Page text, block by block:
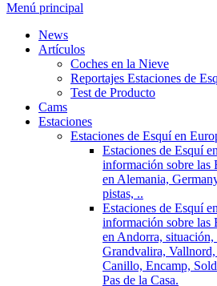
Menú principal
News
Artículos
Coches en la Nieve
Reportajes Estaciones de
Test de Producto
Cams
Estaciones
Estaciones de Esquí en
Estaciones de Esquí
información sobre las
en Alemania,
pistas, ..
Estaciones de Esquí
información sobre las
en Andorra, situación,
Grandvalira,
Canillo, Encamp,
Pas de la Casa.